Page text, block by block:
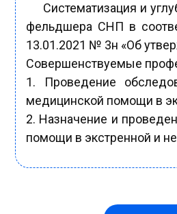
Систематизация и
фельдшера СНП в
13.01.2021 № 3н «Об
Совершенствуемые
1. Проведение
медицинской помощи в
2. Назначение и
помощи в экстренной и